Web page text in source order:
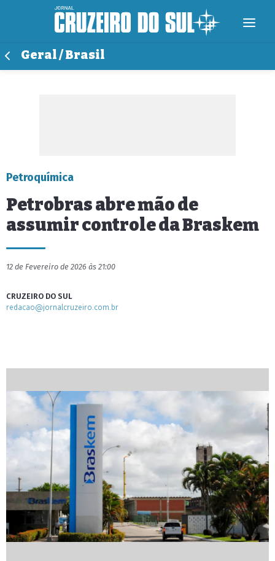
Geral / Brasil
Petroquímica
Petrobras abre mão de
assumir controle da Braskem
12 de Fevereiro de 2026 às 21:00
CRUZEIRO DO SUL
redacao@jornalcruzeiro.com.br